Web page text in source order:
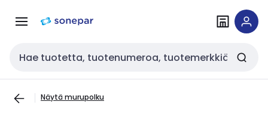
navigointiinsisältöön
Haku
Näytä murupolku